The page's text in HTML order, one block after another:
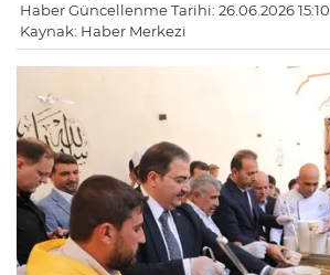
Haber Güncellenme Tarihi: 26.06.2026 15:10
Kaynak: Haber Merkezi